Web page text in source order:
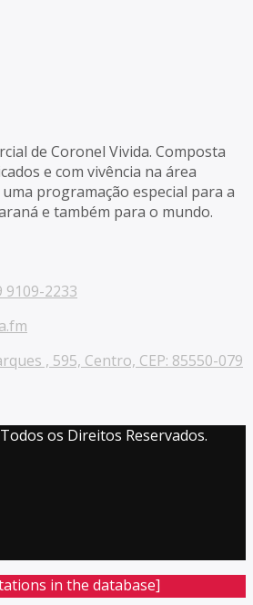
de Coronel Vivida. Composta
e com vivência na área
programação especial para a
e também para o mundo.
9109-2233
, 595, Centro, CEP: 85550-079
os Direitos Reservados.
in the database]